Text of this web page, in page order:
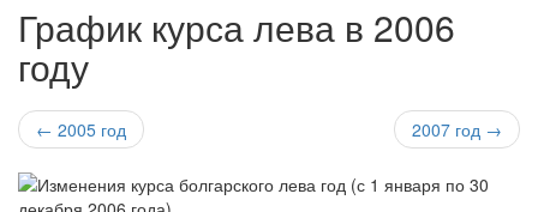
График курса лева в 2006
году
← 2005 год 2007 год →